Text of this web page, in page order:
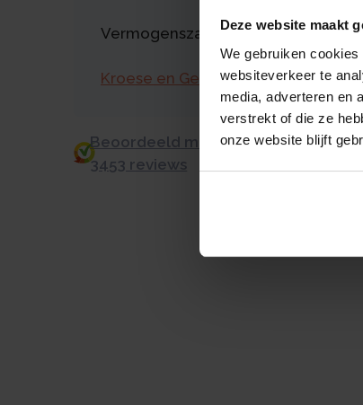
Deze website maakt
We gebruiken
websiteverkeer te
media, adverteren en
verstrekt of die ze
onze website blijft
Vermogenszaken goed regelen?
Kroese en Geraerts
Beoordeeld met een 9.0 uit 10 op
3453 reviews